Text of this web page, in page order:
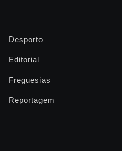
Desporto
Editorial
Freguesias
Reportagem